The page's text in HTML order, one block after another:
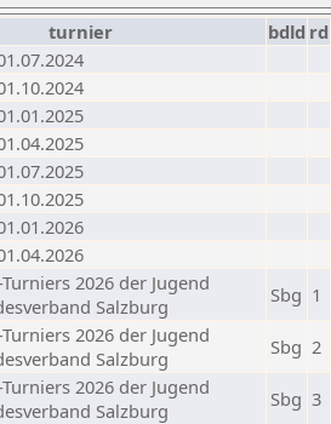
turnier bdld rd
2026 der Jugend
Salzburg
Sbg 1
2026 der Jugend
Salzburg
Sbg 2
2026 der Jugend
Salzburg
Sbg 3